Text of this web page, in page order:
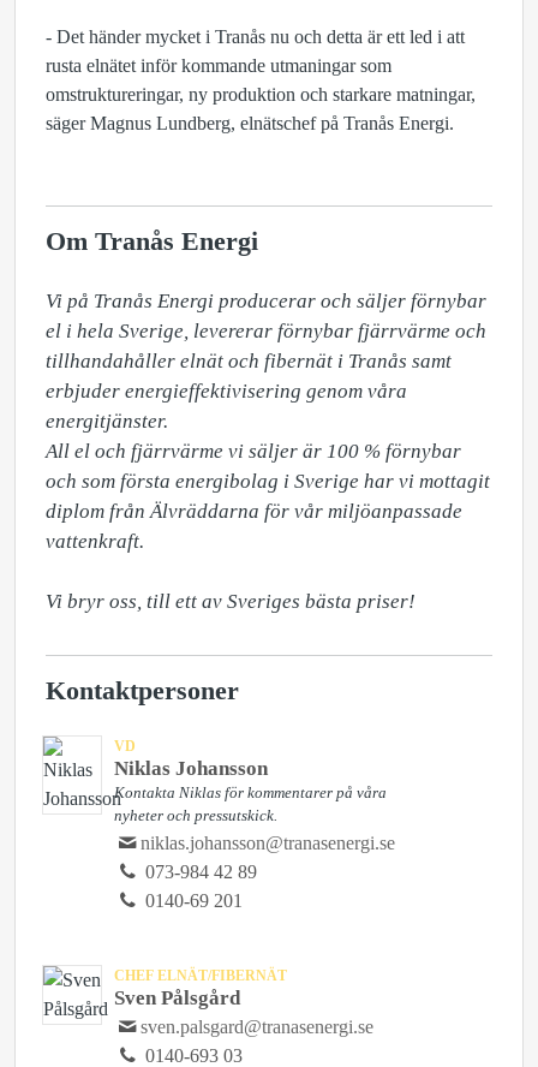
- Det händer mycket i Tranås nu och detta är ett led i att
rusta elnätet inför kommande utmaningar som
omstruktureringar, ny produktion och starkare matningar,
säger Magnus Lundberg, elnätschef på Tranås Energi.
Om Tranås Energi
Vi på Tranås Energi producerar och säljer förnybar
el i hela Sverige, levererar förnybar fjärrvärme och
tillhandahåller elnät och fibernät i Tranås samt
erbjuder energieffektivisering genom våra
energitjänster.
All el och fjärrvärme vi säljer är 100 % förnybar
och som första energibolag i Sverige har vi mottagit
diplom från Älvräddarna för vår miljöanpassade
vattenkraft.
Vi bryr oss, till ett av Sveriges bästa priser!
Kontaktpersoner
VD
Niklas Johansson
Kontakta Niklas för kommentarer på våra
nyheter och pressutskick.
niklas.johansson@tranasenergi.se
073-984 42 89
0140-69 201
CHEF ELNÄT/FIBERNÄT
Sven Pålsgård
sven.palsgard@tranasenergi.se
0140-693 03